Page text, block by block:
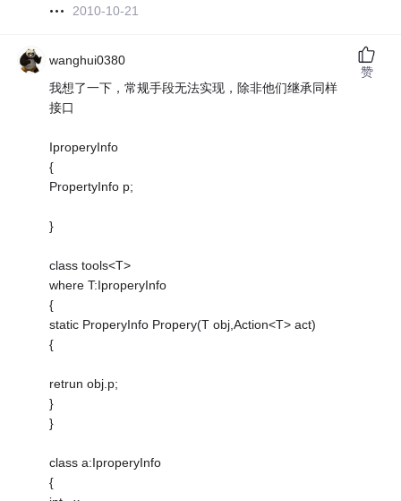
2010-10-21
wanghui0380
我想了一下，常规手段无法实现，除非他们继承同样
接口
IproperyInfo
{
PropertyInfo p;
}
class tools<T>
where T:IproperyInfo
{
static ProperyInfo Propery(T obj,Action<T> act)
{
retrun obj.p;
}
}
class a:IproperyInfo
{
赞